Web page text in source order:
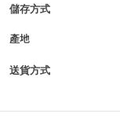
儲存方式
產地
送貨方式